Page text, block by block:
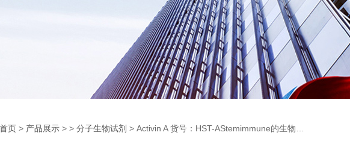
页 > 产品展示 > > 分子生物试剂 > Activin A 货号：HST-AStemimmune的生物试剂的国内代理